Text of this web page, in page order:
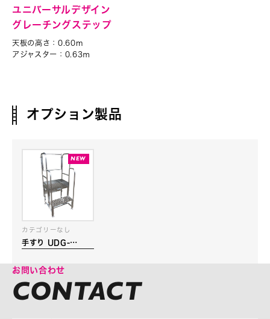
ユニバーサルデザイン
グレーチングステップ
天板の高さ：0.60m
アジャスター：0.63ⅿ
オプション製品
手すり UDG-
用）
カテゴリーなし
お問い合わせ